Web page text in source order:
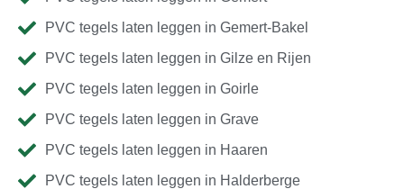
PVC tegels laten leggen in Gemert-Bakel
PVC tegels laten leggen in Gilze en Rijen
PVC tegels laten leggen in Goirle
PVC tegels laten leggen in Grave
PVC tegels laten leggen in Haaren
PVC tegels laten leggen in Halderberge